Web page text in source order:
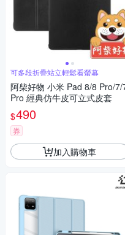
可多段折疊站立輕鬆看螢幕
阿柴好物 小米 Pad 8/8 Pro/7/
Pro 經典仿牛皮可立式皮套
$490
券
加入購物車